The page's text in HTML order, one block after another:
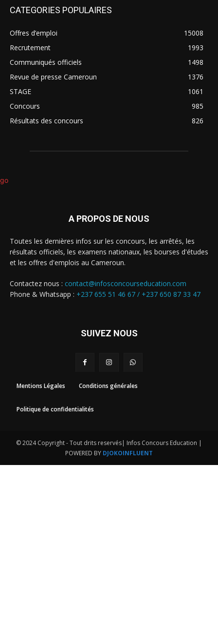
CATEGORIES POPULAIRES
Offres d’emploi
15008
Recrutement
1993
Communiqués officiels
1498
Revue de presse Cameroun
1376
STAGE
1061
Concours
985
Résultats des concours
826
A PROPOS DE NOUS
Toutes les dernières infos sur les concours, les arrêtés, les
résultats officiels, les examens nationaux, les bourses d'études
et les offres d'emplois au Cameroun.
Contactez nous : contact@infosconcourseducation.com
Phone & Whatsapp : +237 655 51 46 67 / +237 650 87 33 47
SUIVEZ NOUS
Mentions Légales Conditions générales
Politique de confidentialités
© 2024 Copyright - Tout drits reservés| Infos Concours Education |
POWERED BY DJOKOINFLUENT